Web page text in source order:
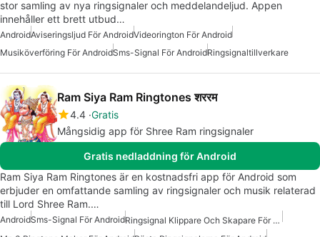
stor samling av nya ringsignaler och meddelandeljud. Appen
innehåller ett brett utbud…
AndroidAviseringsljud För AndroidVideorington För Android
Musiköverföring För AndroidSms-Signal För AndroidRingsignaltillverkare
Ram Siya Ram Ringtones शररम
4.4 Gratis
Mångsidig app för Shree Ram ringsignaler
Gratis nedladdning för Android
Ram Siya Ram Ringtones är en kostnadsfri app för Android som
erbjuder en omfattande samling av ringsignaler och musik relaterad
till Lord Shree Ram.…
AndroidSms-Signal För Android
Ringsignal Klippare Och Skapare För Android